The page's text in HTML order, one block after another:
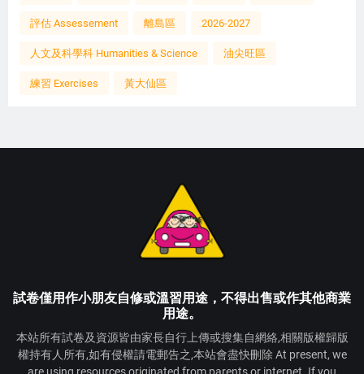
評估 Assessement 離島區 2026-2027
人文及科學科 Humanities & Science 油尖旺區
練習 Exercises 黃大仙區
試卷僅用作小朋友自修或溫習用途，不得出售或作其他商業
用途。
本站所有試卷及資源皆由家長自行上傳或搜集自網絡,相關版權歸版
權持有人所有,如有侵權請電郵告之,本站會盡快刪除 At present, we